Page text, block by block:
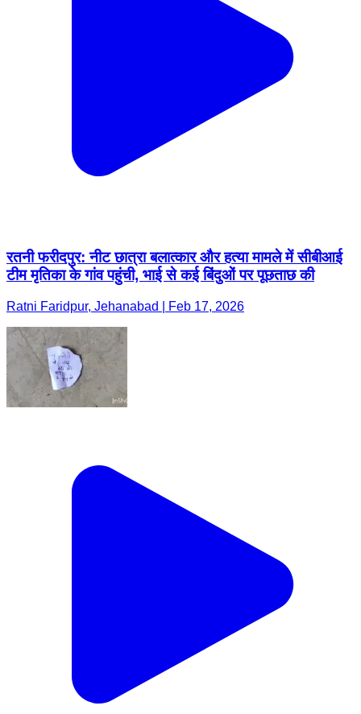
रतनी फरीदपुर: नीट छात्रा बलात्कार और हत्या मामले में सीबीआई
टीम मृतिका के गांव पहुंची, भाई से कई बिंदुओं पर पूछताछ की
Ratni Faridpur, Jehanabad | Feb 17, 2026